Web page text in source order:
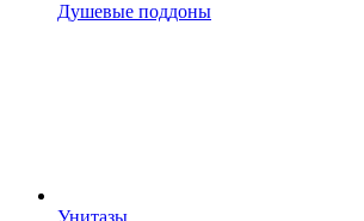
Душевые поддоны
Унитазы